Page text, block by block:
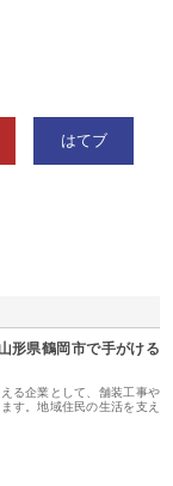
はてブ
形県鶴岡市で手がける
る企業として、舗装工事や
す。地域住民の生活を支え